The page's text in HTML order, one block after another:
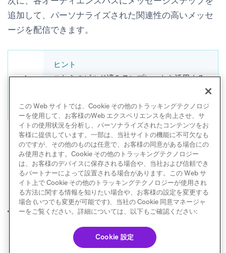
追加して、パーソナライズされた関連性の高いメッセ
ージを配信できます。
ヒント
これらのビルド済みテンプレートを活用する
プレート をご覧ください。
前へ エージェント 次へ オーディエンス同期
© Braze. All Rights Reserved Privacy Policy
この Web サイトでは、Cookie その他のトラッキングテクノロジ
ーを使用して、お客様のWeb エクスペリエンスを向上させ、サ
イトの使用状況を分析し、パーソナライズされたコンテンツをお
客様に提供しています。一部は、当社サイトの機能に不可欠なも
のですが、その他のものは任意で、お客様の同意がある場合にの
み使用されます。Cookie その他のトラッキングテクノロジー
は、お客様のデバイスに保存される場合や、当社および信頼でき
るパートナーによって設置される場合があります。この Web サ
イト上で Cookie その他のトラッキングテクノロジーが使用され
る方法に関する情報を知りたい場合や、お客様の設定を変更する
場合 (いつでも変更が可能です)、当社の Cookie 同意マネージャ
ーをご覧ください。詳細については、以下もご確認ください:
Cookie 設定